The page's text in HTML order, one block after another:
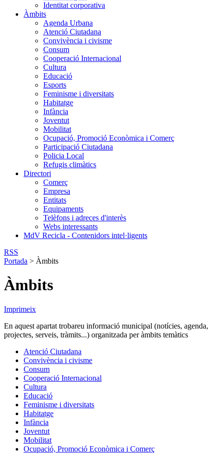
Identitat corporativa
Àmbits
Agenda Urbana
Atenció Ciutadana
Convivència i civisme
Consum
Cooperació Internacional
Cultura
Educació
Esports
Feminisme i diversitats
Habitatge
Infància
Joventut
Mobilitat
Ocupació, Promoció Econòmica i Comerç
Participació Ciutadana
Policia Local
Refugis climàtics
Directori
Comerç
Empresa
Entitats
Equipaments
Telèfons i adreces d'interès
Webs interessants
MdV Recicla - Contenidors intel·ligents
RSS
Portada > Àmbits
Àmbits
Imprimeix
En aquest apartat trobareu informació municipal (notícies, agenda,
projectes, serveis, tràmits...) organitzada per àmbits temàtics
Atenció Ciutadana
Convivència i civisme
Consum
Cooperació Internacional
Cultura
Educació
Feminisme i diversitats
Habitatge
Infància
Joventut
Mobilitat
Ocupació, Promoció Econòmica i Comerç